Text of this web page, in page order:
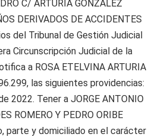
C/ ARTURIA GONZALEZ
DERIVADOS DE ACCIDENTES
del Tribunal de Gestión Judicial
Circunscripción Judicial de la
a ROSA ETELVINA ARTURIA
las siguientes providencias:
2022. Tener a JORGE ANTONIO
ROMERO Y PEDRO ORIBE
parte y domiciliado en el carácter